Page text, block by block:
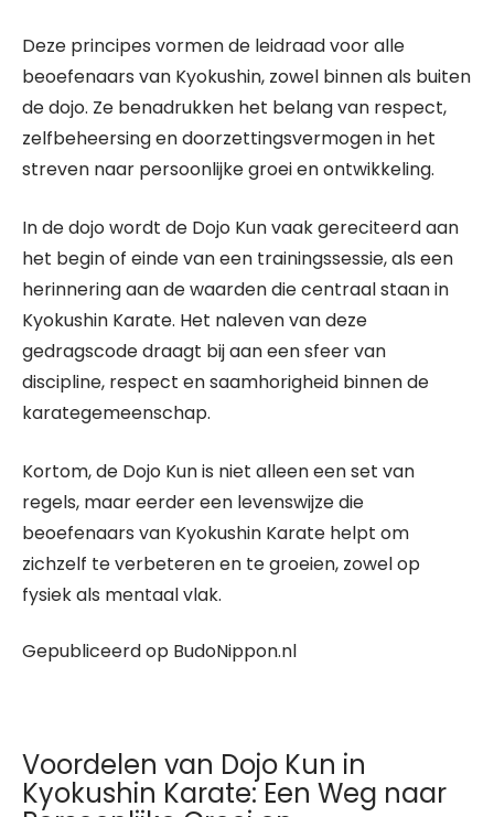
Deze principes vormen de leidraad voor alle
beoefenaars van Kyokushin, zowel binnen als buiten
de dojo. Ze benadrukken het belang van respect,
zelfbeheersing en doorzettingsvermogen in het
streven naar persoonlijke groei en ontwikkeling.
In de dojo wordt de Dojo Kun vaak gereciteerd aan
het begin of einde van een trainingssessie, als een
herinnering aan de waarden die centraal staan in
Kyokushin Karate. Het naleven van deze
gedragscode draagt bij aan een sfeer van
discipline, respect en saamhorigheid binnen de
karategemeenschap.
Kortom, de Dojo Kun is niet alleen een set van
regels, maar eerder een levenswijze die
beoefenaars van Kyokushin Karate helpt om
zichzelf te verbeteren en te groeien, zowel op
fysiek als mentaal vlak.
Gepubliceerd op BudoNippon.nl
Voordelen van Dojo Kun in
Kyokushin Karate: Een Weg naar